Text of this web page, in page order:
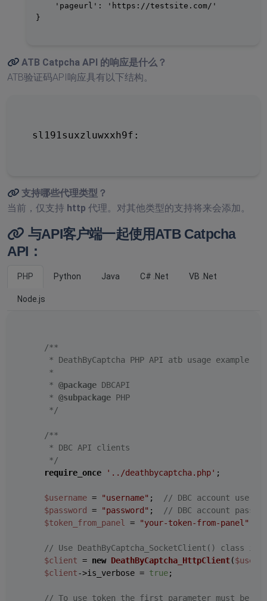
    'pageurl': 'https://testsite.com/'
}
ATB Catpcha API 的响应是什么？
ATB验证码API响应具有以下结构。
sl191suxzluwxxh9f:
支持哪些代理类型？
当前，仅支持 http 代理。对其他类型的支持将来会添加。
与API客户端一起使用ATB Catpcha
API：
PHP Python Java C# .Net VB .Net
Node.js
/**
     * DeathByCaptcha PHP API atb usage example
     *
     *
@package DBCAPI
     *
@subpackage PHP
     */
/**
     * DBC API clients
     */
require_once
'../deathbycaptcha.php' ;
$username = "username" ;
// DBC account
$password
= "password" ;
// DBC account
$token_from_panel
= "your-token-from-panel"
// Use DeathByCaptcha_SocketClient() class if
$client = new DeathByCaptcha_HttpClient(
$client->is_verbose = true;
// To use token the first parameter must be